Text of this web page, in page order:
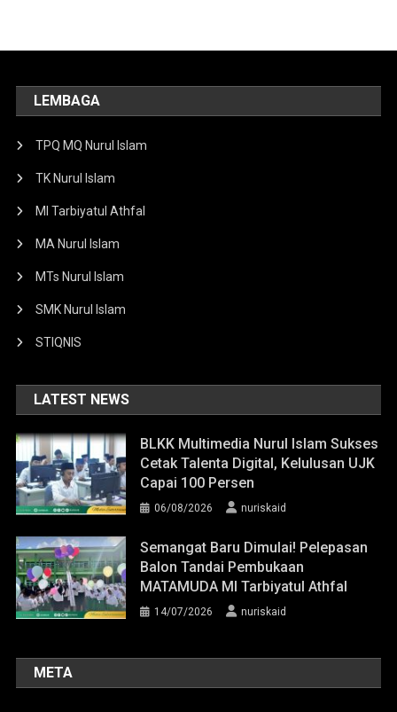
LEMBAGA
TPQ MQ Nurul Islam
TK Nurul Islam
MI Tarbiyatul Athfal
MA Nurul Islam
MTs Nurul Islam
SMK Nurul Islam
STIQNIS
LATEST NEWS
BLKK Multimedia Nurul Islam Sukses
Cetak Talenta Digital, Kelulusan UJK
Capai 100 Persen
06/08/2026 nuriskaid
Semangat Baru Dimulai! Pelepasan
Balon Tandai Pembukaan
MATAMUDA MI Tarbiyatul Athfal
14/07/2026 nuriskaid
META